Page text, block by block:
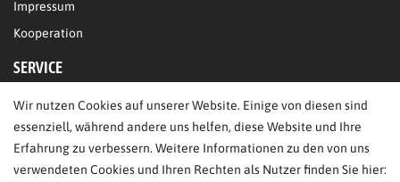
Impressum
Kooperation
SERVICE
FAQ/Hilfe
Datenschutz
Wir nutzen Cookies auf unserer Website. Einige von diesen sind
essenziell, während andere uns helfen, diese Website und Ihre
Erfahrung zu verbessern. Weitere Informationen zu den von uns
verwendeten Cookies und Ihren Rechten als Nutzer finden Sie hier: